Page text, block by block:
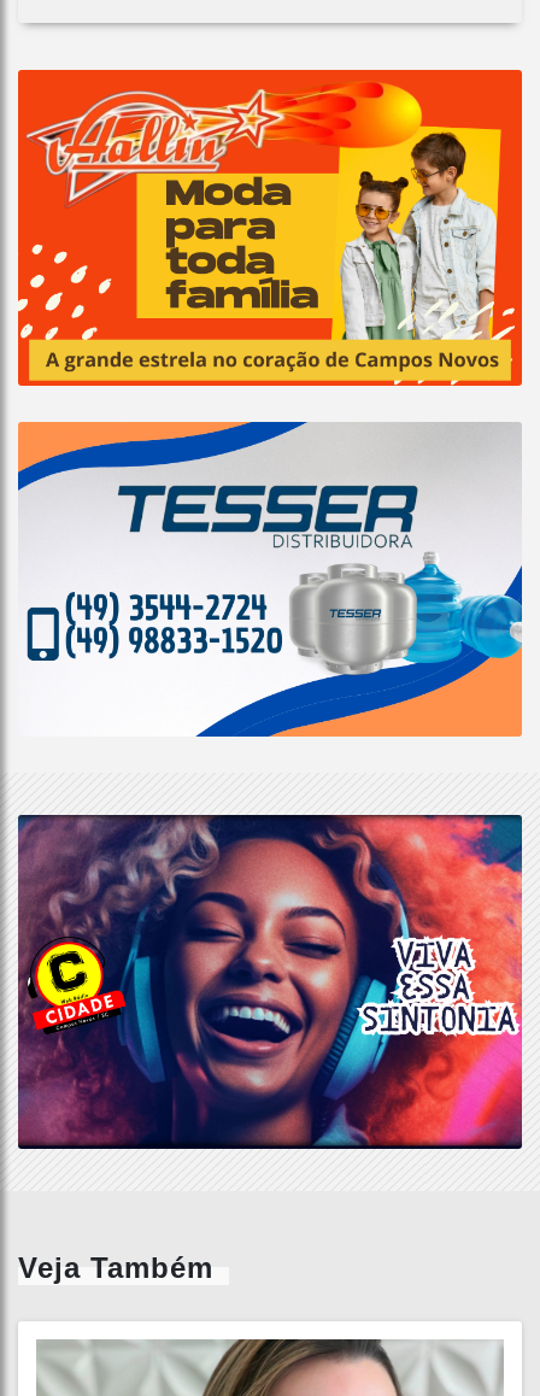
Veja Também